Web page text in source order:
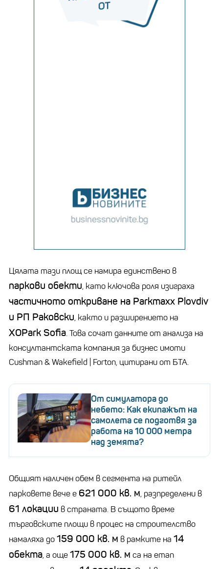
Цялата тази площ се намира единствено в
паркови обекти, като ключова роля изиграха
частичното откриване на Parkmaxx Plovdiv
и РП Раковски, както и разширението на
XOPark Sofia. Това сочат данните от анализа на
консултантската компания за бизнес имоти
Cushman & Wakefield | Forton, цитирани от БТА.
От симулатора до
небето: Как екипажът на
самолета се подготвя за
работа на 10 000 метра
над земята?
Общият наличен обем в сегмента на ритейл
парковете вече е 621 000 кв. м, разпределени в
61 локации в страната. В същото време
търговските площи в процес на строителство
намаляха до159 000 кв. м в рамките на 14
обекта, а още175 000 кв. м са на етап